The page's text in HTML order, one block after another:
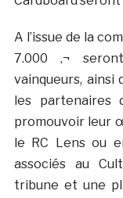
A l’issue de la
7.000 ‚¬
vainqueurs, ainsi
les partenaires
promouvoir leur
le RC Lens ou
associés au
tribune et une